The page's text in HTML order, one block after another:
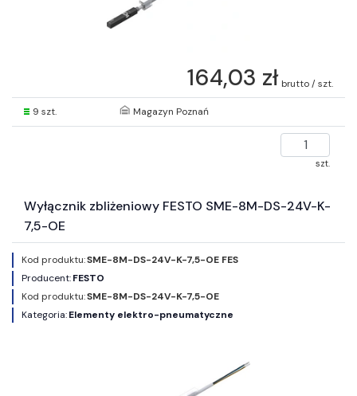
164,03 zł brutto / szt.
9 szt. Magazyn Poznań
szt.
Wyłącznik zbliżeniowy FESTO SME-8M-DS-24V-K-
7,5-OE
Kod produktu:SME-8M-DS-24V-K-7,5-OE FES
Producent:FESTO
Kod produktu:SME-8M-DS-24V-K-7,5-OE
Kategoria:Elementy elektro-pneumatyczne